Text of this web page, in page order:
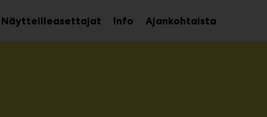
Näytteilleasettajat InfoAvaa
alavalikko
Ajankohtaista